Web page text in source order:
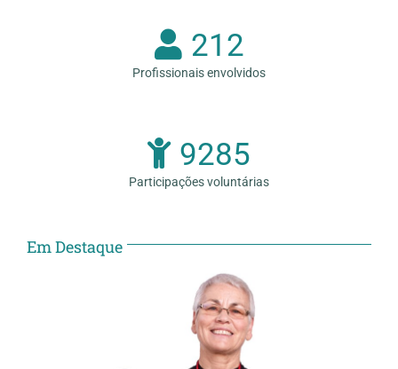
212
Profissionais envolvidos
9285
Participações voluntárias
Em Destaque